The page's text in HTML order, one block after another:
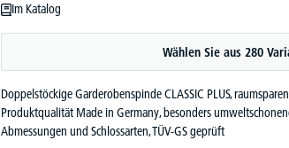
Im Katalog
Wählen Sie aus 280
Doppelstöckige Garderobenspinde CLASSIC PLUS,
Produktqualität Made in Germany, besonders
Abmessungen und Schlossarten, TÜV-GS geprüft